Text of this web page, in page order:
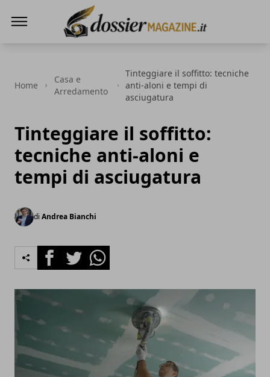
Home
Casa e
Arredamento
Tinteggiare il soffitto: tecniche
anti-aloni e tempi di
asciugatura
Tinteggiare il soffitto:
tecniche anti-aloni e
tempi di asciugatura
di Andrea Bianchi
FacebookTwitterWhatsapp